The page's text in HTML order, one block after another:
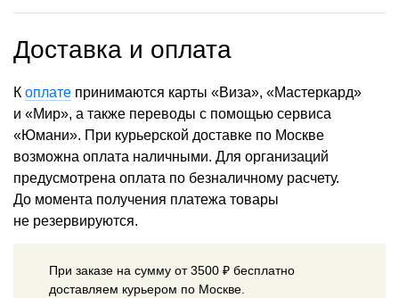
Доставка и оплата
К оплате принимаются карты «Виза», «Мастеркард»
и «Мир», а также переводы с помощью сервиса
«Юмани». При курьерской доставке по Москве
возможна оплата наличными. Для организаций
предусмотрена оплата по безналичному расчету.
До момента получения платежа товары
не резервируются.
При заказе на сумму от 3500 ₽ бесплатно
доставляем курьером по Москве.